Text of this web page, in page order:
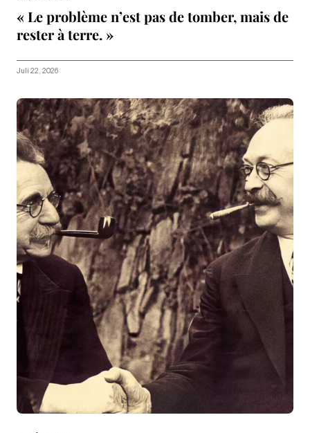
« Le problème n’est pas de tomber, mais de
rester à terre. »
Juli 22, 2026